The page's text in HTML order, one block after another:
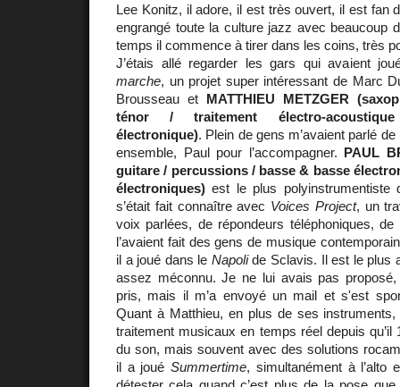
Lee Konitz, il adore, il est très ouvert, il est fan
engrangé toute la culture jazz avec beaucoup
temps il commence à tirer dans les coins, très
J’étais allé regarder les gars qui avaient
marche, un projet super intéressant de Marc
Brousseau et MATTHIEU METZGER
ténor / traitement électro-
électronique). Plein de gens m’avaient parlé
ensemble, Paul pour l’accompagner. PAUL
guitare / percussions / basse & basse
électroniques) est le plus polyinstrumentiste
s’était fait connaître avec Voices Project, un
voix parlées, de répondeurs téléphoniques,
l’avaient fait des gens de musique
il a joué dans le Napolide Sclavis. Il est le plus
assez méconnu. Je ne lui avais pas proposé,
pris, mais il m’a envoyé un mail et s'est
Quant à Matthieu, en plus de ses
traitement musicaux en temps réel depuis
du son, mais souvent avec des solutions
il a jouéSummertime, simultanément à l’alto